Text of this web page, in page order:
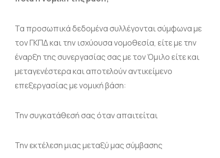
Τα προσωπικά δεδομένα συλλέγονται σύμφωνα με
τον ΓΚΠΔ και την ισχύουσα νομοθεσία, είτε με την
έναρξη της συνεργασίας σας με τον Όμιλο είτε και
μεταγενέστερα και αποτελούν αντικείμενο
επεξεργασίας με νομική βάση:
Την συγκατάθεσή σας όταν απαιτείται
Την εκτέλεση μιας μεταξύ μας σύμβασης